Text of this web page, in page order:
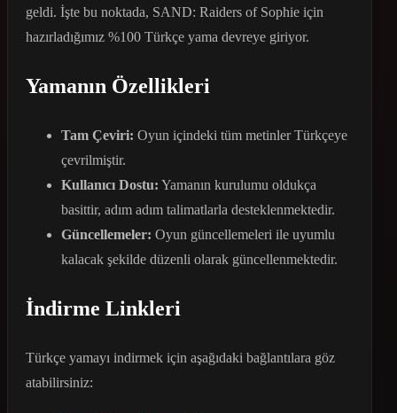
geldi. İşte bu noktada, SAND: Raiders of Sophie için
hazırladığımız %100 Türkçe yama devreye giriyor.
Yamanın Özellikleri
Tam Çeviri: Oyun içindeki tüm metinler Türkçeye
çevrilmiştir.
Kullanıcı Dostu: Yamanın kurulumu oldukça
basittir, adım adım talimatlarla desteklenmektedir.
Güncellemeler: Oyun güncellemeleri ile uyumlu
kalacak şekilde düzenli olarak güncellenmektedir.
İndirme Linkleri
Türkçe yamayı indirmek için aşağıdaki bağlantılara göz
atabilirsiniz: